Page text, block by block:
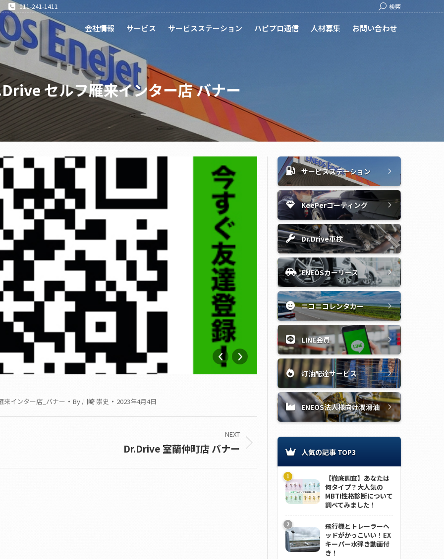
011-241-1411 Search:
検索
会社情報 サービス サービスステーション ハピプロ通信 人材募集 お問い合わせ
セルフ雁来インター店 バナー
来インター店_バナー By 川崎 崇史 2023年4月4日
NEXT
Dr.Drive 室蘭仲町店 バナー
サービスステーション
KeePerコーティング
Dr.Drive車検
ENEOSカーリース
ニコニコレンタカー
LINE会員
灯油配達サービス
ENEOS法人様向け潤滑油
人気の記事 TOP3
【徹底調査】あなたは
何タイプ？大人気の
MBTI性格診断について
調べてみました！
飛行機とトレーラーヘ
ッドがかっこいい！EX
キーパー水弾き動画付
き！